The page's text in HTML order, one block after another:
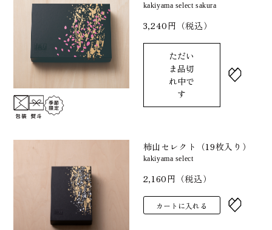
kakiyama select sakura
3,240円（税込）
ただい
ま品切
れ中で
す
柿山セレクト（19枚入り）
kakiyama select
2,160円（税込）
カートに入れる